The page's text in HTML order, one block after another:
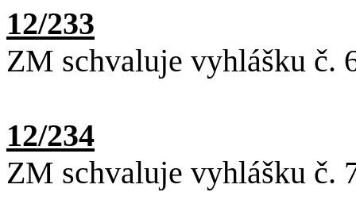
12/233
ZM schvaluje vyhlášku č.
12/234
ZM schvaluje vyhlášku č.